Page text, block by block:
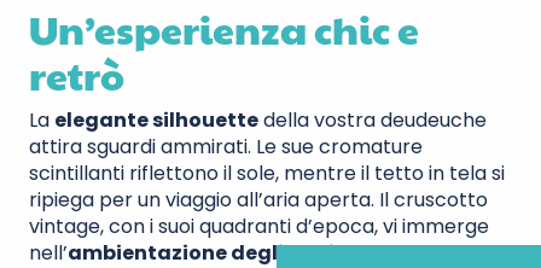
Un’esperienza chic e
retrò
La elegante silhouettedella vostra deudeuche
attira sguardi ammirati. Le sue cromature
scintillanti riflettono il sole, mentre il tetto in tela si
ripiega per un viaggio all’aria aperta. Il cruscotto
vintage, con i suoi quadranti d’epoca, vi immerge
nell’ambientazione degli anni ’50.